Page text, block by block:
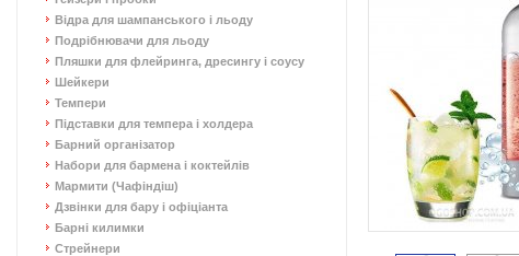
Відра для шампанського і льоду
Подрібнювачи для льоду
Пляшки для флейринга, дресингу і соусу
Шейкери
Темпери
Підставки для темпера і холдера
Барний організатор
Набори для бармена і коктейлів
Мармити (Чафіндіш)
Дзвінки для бару і офіціанта
Барні килимки
Стрейнери